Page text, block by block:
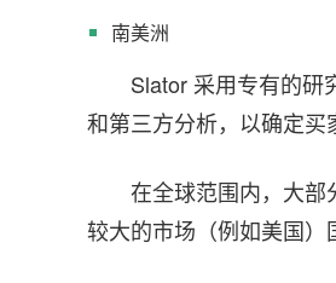
南美洲
Slator 采用专有的研
和第三方分析，以确定买
在全球范围内，大
较大的市场（例如美国）